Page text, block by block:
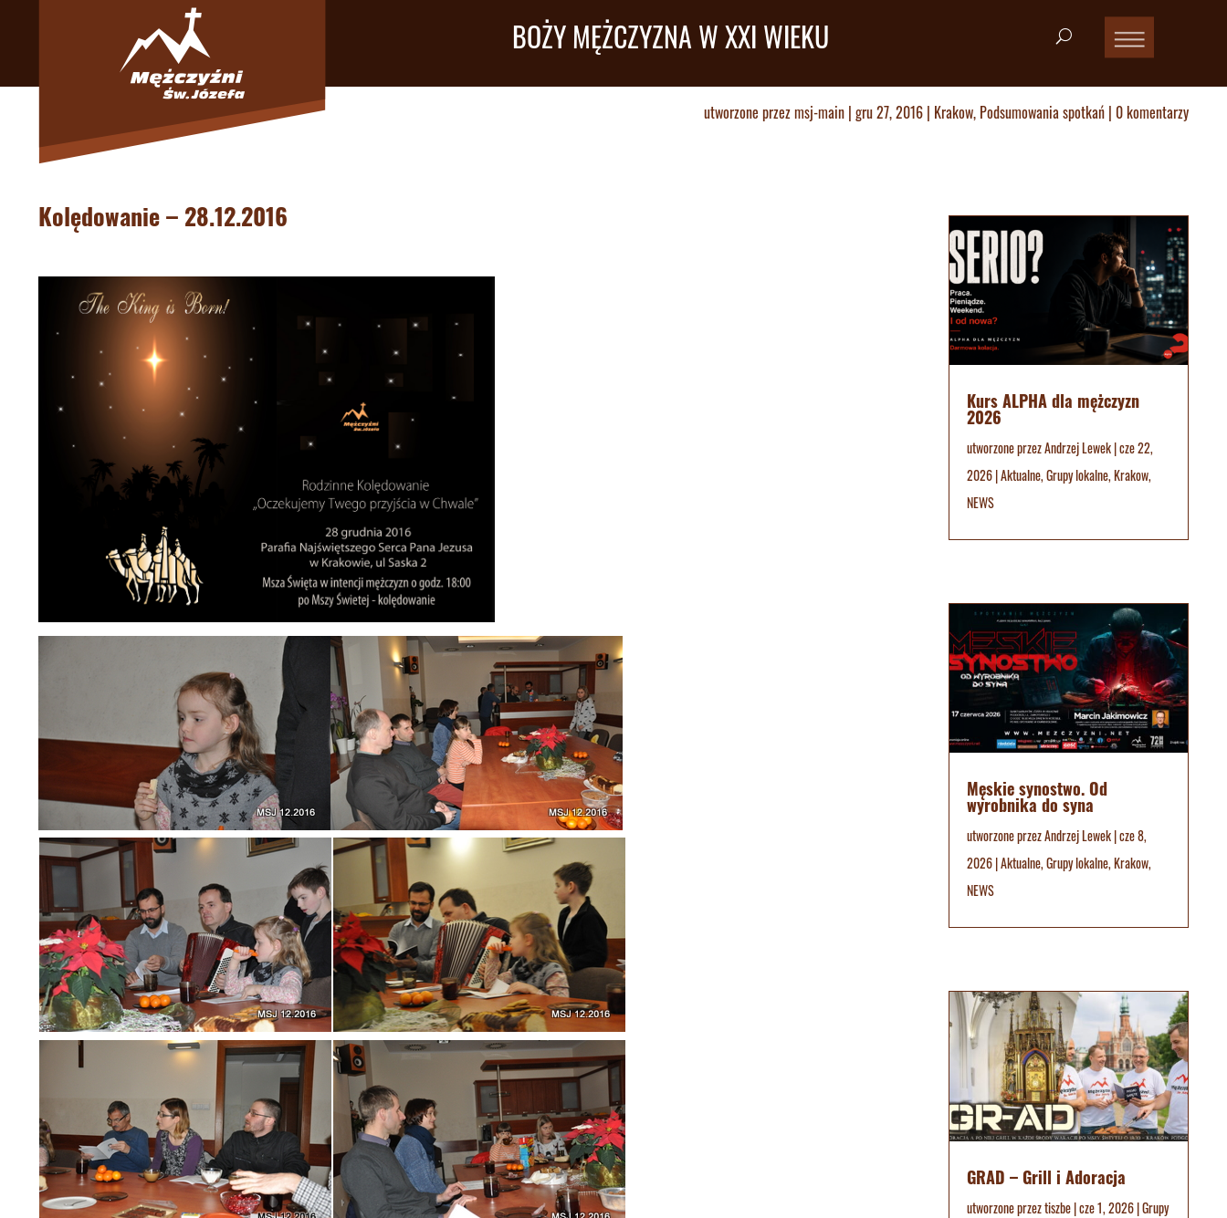
BOŻY MĘŻCZYZNA W XXI WIEKU
utworzone przezmsj-main | gru 27, 2016 | Krakow, Podsumowania spotkań | 0 komentarzy
Kolędowanie – 28.12.2016
Kurs ALPHA dla mężczyzn
2026
utworzone przezAndrzej Lewek|cze 22,
2026|Aktualne,Grupy lokalne,Krakow,
NEWS
Męskie synostwo. Od
wyrobnika do syna
utworzone przezAndrzej Lewek|cze 8,
2026|Aktualne,Grupy lokalne,Krakow,
NEWS
GRAD – Grill i Adoracja
utworzone przeztiszbe|cze 1, 2026|Grupy